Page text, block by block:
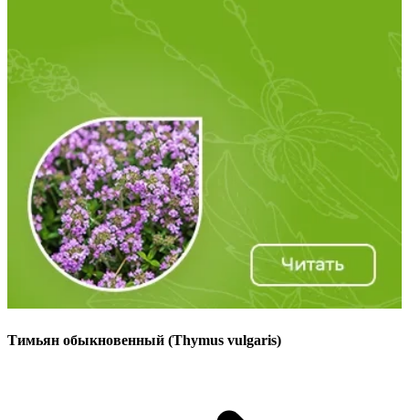
Тимьян обыкновенный (Thymus vulgaris)